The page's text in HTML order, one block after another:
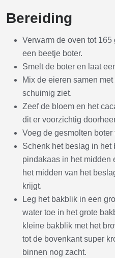
Bereiding
Verwarm de oven tot 165
een beetje boter.
Smelt de boter en laat
Mix de eieren samen
schuimig ziet.
Zeef de bloem en het
dit er voorzichtig
Voeg de gesmolten
Schenk het beslag in het
pindakaas in het midden
het midden van het
krijgt.
Leg het bakblik in een
water toe in het grote
kleine bakblik met het
tot de bovenkant super
binnen nog zacht.